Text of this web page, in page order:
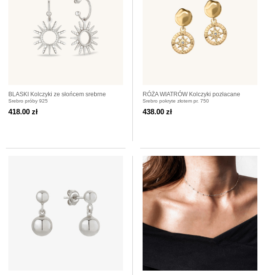
BLASKI Kolczyki ze słońcem srebrne
Srebro próby 925
418.00 zł
RÓŻA WIATRÓW Kolczyki pozłacane
Srebro pokryte złotem pr. 750
438.00 zł